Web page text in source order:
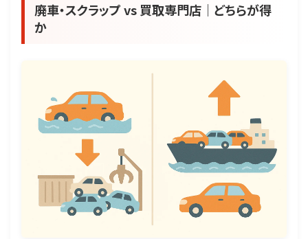
廃車・スクラップ vs 買取専門店｜どちらが得
か